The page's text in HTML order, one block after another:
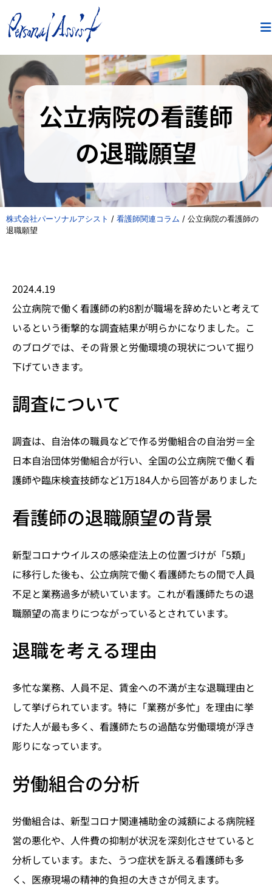
公立病院の看護師
の退職願望
株式会社パーソナルアシスト / 看護師関連コラム / 公立病院の看護師の
退職願望
2024.4.19
公立病院で働く看護師の約8割が職場を辞めたいと考えて
いるという衝撃的な調査結果が明らかになりました。こ
のブログでは、その背景と労働環境の現状について掘り
下げていきます。
調査について
調査は、自治体の職員などで作る労働組合の自治労＝全
日本自治団体労働組合が行い、全国の公立病院で働く看
護師や臨床検査技師など1万184人から回答がありました
看護師の退職願望の背景
新型コロナウイルスの感染症法上の位置づけが「5類」
に移行した後も、公立病院で働く看護師たちの間で人員
不足と業務過多が続いています。これが看護師たちの退
職願望の高まりにつながっているとされています。
退職を考える理由
多忙な業務、人員不足、賃金への不満が主な退職理由と
して挙げられています。特に「業務が多忙」を理由に挙
げた人が最も多く、看護師たちの過酷な労働環境が浮き
彫りになっています。
労働組合の分析
労働組合は、新型コロナ関連補助金の減額による病院経
営の悪化や、人件費の抑制が状況を深刻化させていると
分析しています。また、うつ症状を訴える看護師も多
く、医療現場の精神的負担の大きさが伺えます。